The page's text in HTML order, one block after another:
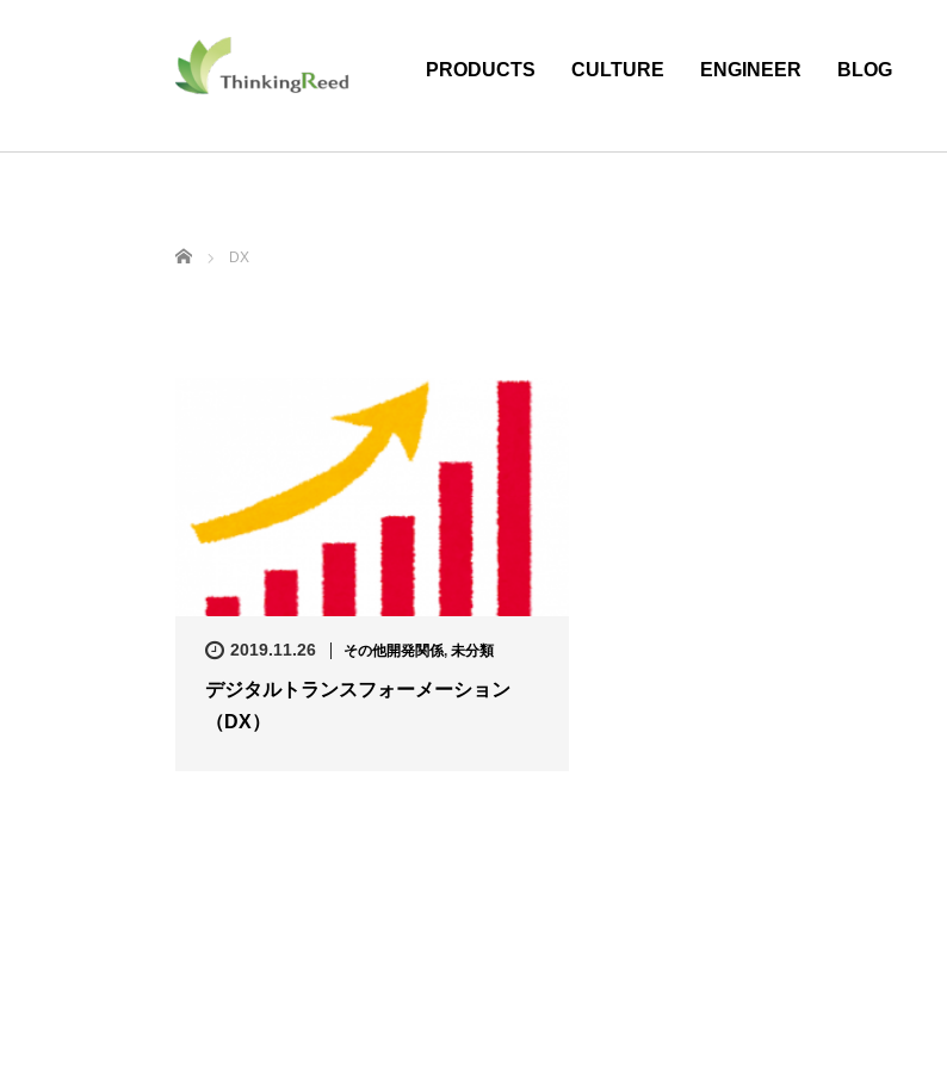
PRODUCTS CULTURE ENGINEER BLOG
ホーム DX
2019.11.26 その他開発関係, 未分類
デジタルトランスフォーメーション
（DX）